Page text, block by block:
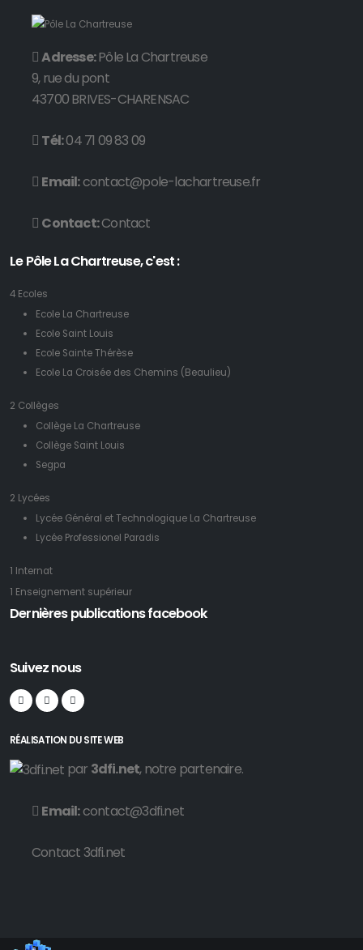
Adresse:Pôle La Chartreuse
9, rue du pont
43700 BRIVES-CHARENSAC
Tél:04 71 09 83 09
Email:contact@pole-lachartreuse.fr
Contact:Contact
Le Pôle La Chartreuse, c'est :
4 Ecoles
Ecole La Chartreuse
Ecole Saint Louis
Ecole Sainte Thérèse
Ecole La Croisée des Chemins (Beaulieu)
2 Collèges
Collège La Chartreuse
Collège Saint Louis
Segpa
2 Lycées
Lycée Général et Technologique La Chartreuse
Lycée Professionel Paradis
1 Internat
1 Enseignement supérieur
Dernières publications facebook
Suivez nous
RÉALISATION DU SITE WEB
par 3dfi.net, notre partenaire.
Email:contact@3dfi.net
Contact 3dfi.net